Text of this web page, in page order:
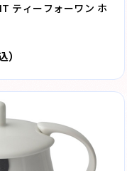
ティーフォーワン ホ
）